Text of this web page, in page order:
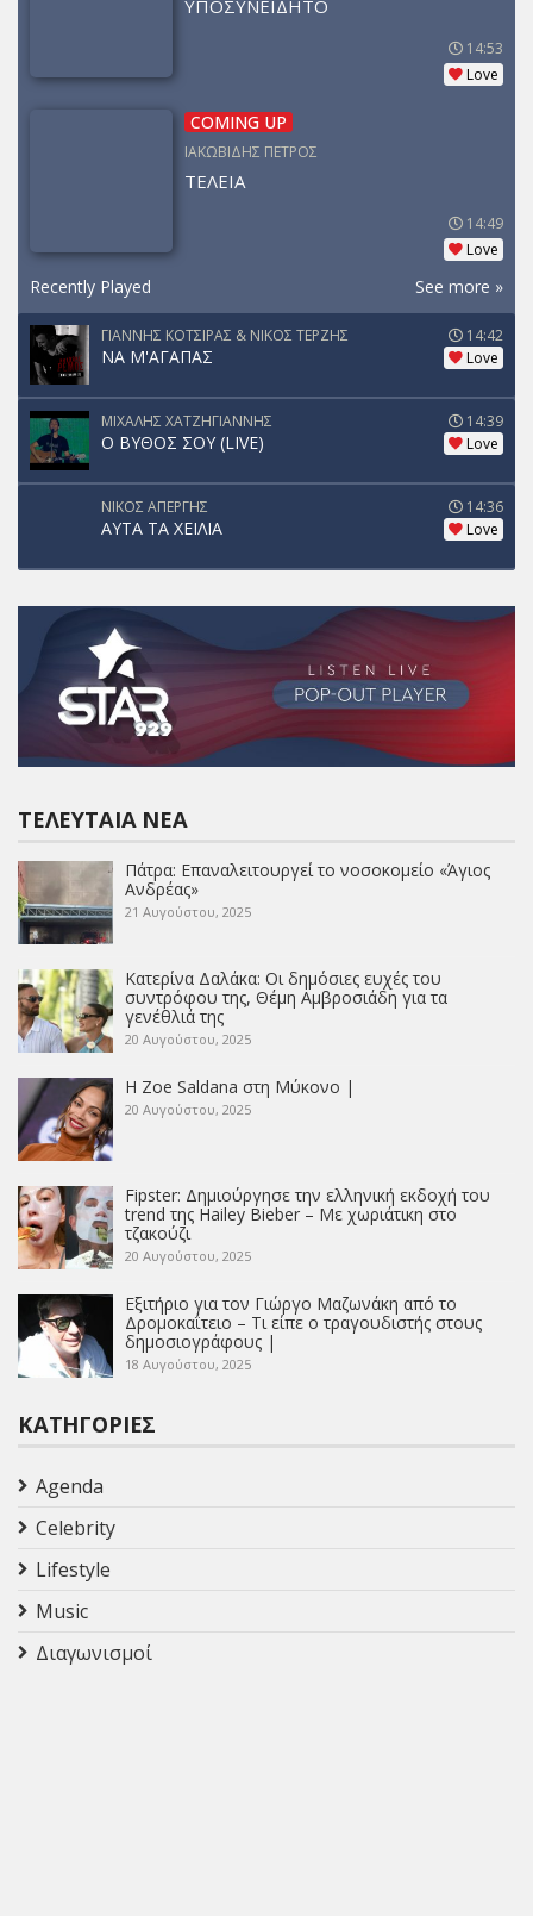
ΥΠΟΣΥΝΕΙΔΗΤΟ
14:53
Love
COMING UP
ΙΑΚΩΒΙΔΗΣ ΠΕΤΡΟΣ
ΤΕΛΕΙΑ
14:49
Love
Recently Played See more »
ΓΙΑΝΝΗΣ ΚΟΤΣΙΡΑΣ & ΝΙΚΟΣ ΤΕΡΖΗΣ
ΝΑ Μ'ΑΓΑΠΑΣ
14:42
Love
ΜΙΧΑΛΗΣ ΧΑΤΖΗΓΙΑΝΝΗΣ
Ο ΒΥΘΟΣ ΣΟΥ (LIVE)
14:39
Love
ΝΙΚΟΣ ΑΠΕΡΓΗΣ
ΑΥΤΑ ΤΑ ΧΕΙΛΙΑ
14:36
Love
ΤΕΛΕΥΤΑΊΑ ΝΈΑ
Πάτρα: Επαναλειτουργεί το νοσοκομείο «Άγιος
Ανδρέας»
21 Αυγούστου, 2025
Κατερίνα Δαλάκα: Οι δημόσιες ευχές του
συντρόφου της, Θέμη Αμβροσιάδη για τα
γενέθλιά της
20 Αυγούστου, 2025
Η Zoe Saldana στη Μύκονο |
20 Αυγούστου, 2025
Fipster: Δημιούργησε την ελληνική εκδοχή του
trend της Hailey Bieber – Με χωριάτικη στο
τζακούζι
20 Αυγούστου, 2025
Εξιτήριο για τον Γιώργο Μαζωνάκη από το
Δρομοκαΐτειο – Τι είπε ο τραγουδιστής στους
δημοσιογράφους |
18 Αυγούστου, 2025
ΚΑΤΗΓΟΡΊΕΣ
Agenda
Celebrity
Lifestyle
Music
Διαγωνισμοί